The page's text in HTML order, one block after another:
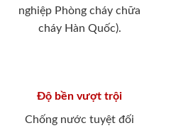
nghiệp Phòng cháy chữa
cháy Hàn Quốc).
Độ bền vượt trội
Chống nước tuyệt đối